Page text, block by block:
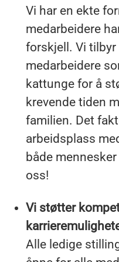
Vi har en ekte
medarbeidere
forskjell. Vi
medarbeidere
kattunge for å
krevende tiden
familien. Det
arbeidsplass
både
oss!
Vi støtter
Alle ledige